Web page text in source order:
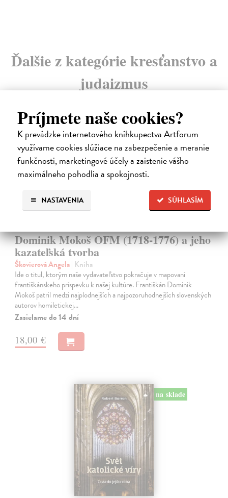
Príjmete naše cookies?
K prevádzke internetového kníhkupectva Artforum
využívame cookies slúžiace na zabezpečenie a meranie
funkčnosti, marketingové účely a zaistenie vášho
maximálneho pohodlia a spokojnosti.
SÚHLASÍM
NASTAVENIA
Ďalšie z kategórie kresťanstvo a
judaizmus
Dominik Mokoš OFM (1718-1776) a jeho
kazateľská tvorba
Škovierová Angela| Kniha
Ide o titul, ktorým naše vydavateľstvo pokračuje v mapovaní
františkánskeho príspevku k našej kultúre. Františkán Dominik
Mokoš patril medzi najplodnejších a najpozoruhodnejších slovenských
autorov homiletickej…
Zasielame do 14 dní
18,00 €
na sklade